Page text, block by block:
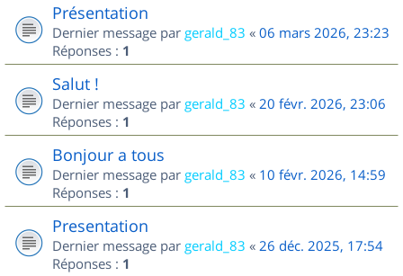
Présentation
Dernier message par gerald_83 « 06 mars 2026, 23:23
Réponses : 1
Salut !
Dernier message par gerald_83 « 20 févr. 2026, 23:06
Réponses : 1
Bonjour a tous
Dernier message par gerald_83 « 10 févr. 2026, 14:59
Réponses : 1
Presentation
Dernier message par gerald_83 « 26 déc. 2025, 17:54
Réponses : 1